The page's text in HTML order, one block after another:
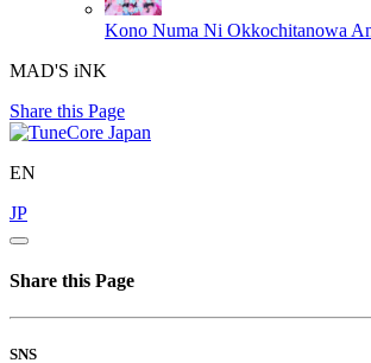
Kono Numa Ni Okkochitanowa
MAD'S iNK
Share this Page
EN
JP
Share this Page
SNS